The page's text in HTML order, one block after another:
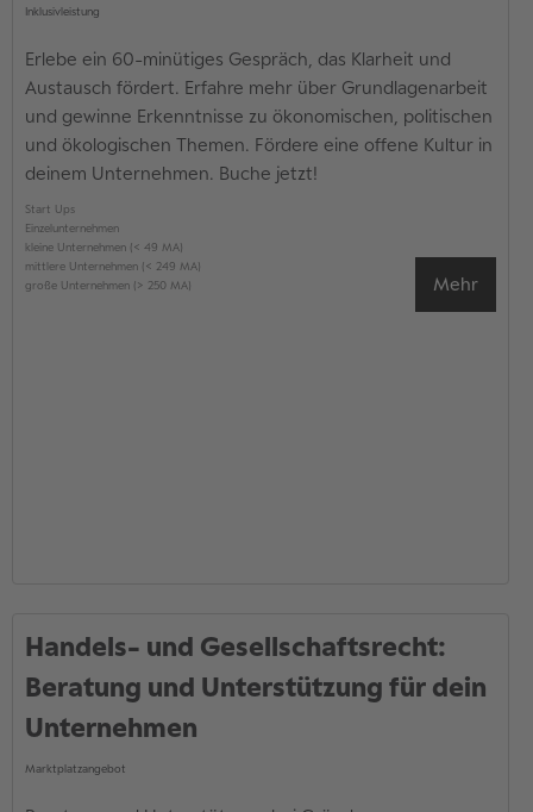
Inklusivleistung
Erlebe ein 60-minütiges Gespräch, das Klarheit und
Austausch fördert. Erfahre mehr über Grundlagenarbeit
und gewinne Erkenntnisse zu ökonomischen, politischen
und ökologischen Themen. Fördere eine offene Kultur in
deinem Unternehmen. Buche jetzt!
Start Ups
Einzelunternehmen
kleine Unternehmen (< 49 MA)
mittlere Unternehmen (< 249 MA)
große Unternehmen (> 250 MA)
Mehr
Handels- und Gesellschaftsrecht:
Beratung und Unterstützung für dein
Unternehmen
Marktplatzangebot